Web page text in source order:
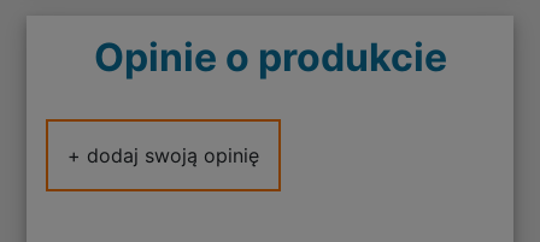
Opinie o produkcie
+ dodaj swoją opinię